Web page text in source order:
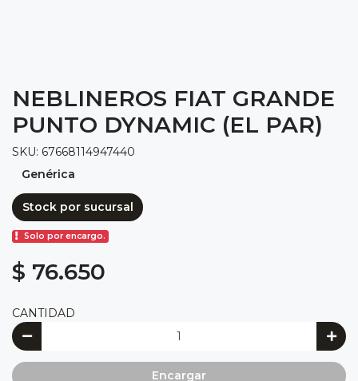
NEBLINEROS FIAT GRANDE
PUNTO DYNAMIC (EL PAR)
SKU: 67668114947440
Genérica
Stock por sucursal
Solo por encargo.
$ 76.650
CANTIDAD
Encargar